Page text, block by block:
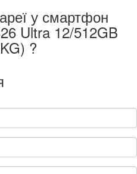
у смартфон
Ultra 12/512GB
?